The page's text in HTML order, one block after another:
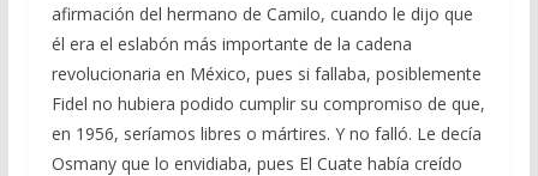
afirmación del hermano de Camilo, cuando le dijo que
él era el eslabón más importante de la cadena
revolucionaria en México, pues si fallaba, posiblemente
Fidel no hubiera podido cumplir su compromiso de que,
en 1956, seríamos libres o mártires. Y no falló. Le decía
Osmany que lo envidiaba, pues El Cuate había creído